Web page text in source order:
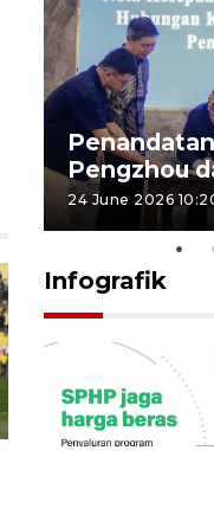
Pengzhou
24 June 2026
Infografik